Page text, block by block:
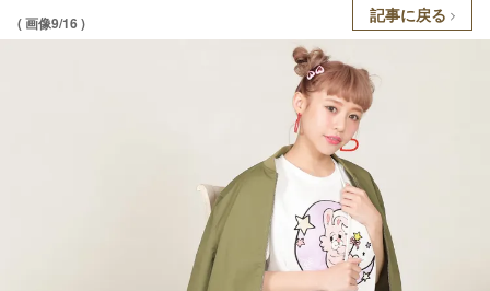
( 画像9/16 ) 記事に戻る